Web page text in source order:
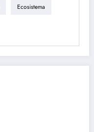
Ecosistema